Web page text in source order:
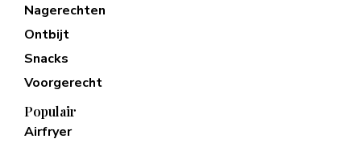
Nagerechten
Ontbijt
Snacks
Voorgerecht
Populair
Airfryer